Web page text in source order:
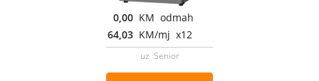
0,00 KM odmah
64,03 KM/mj x12
uz Senior